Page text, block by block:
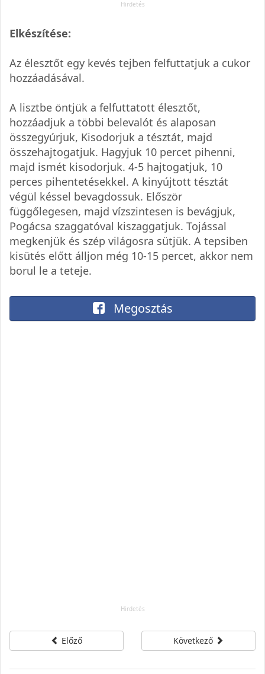
Elkészítése:
Az élesztőt egy kevés tejben felfuttatjuk a cukor
hozzáadásával.
A lisztbe öntjük a felfuttatott élesztőt,
hozzáadjuk a többi belevalót és alaposan
összegyúrjuk, Kisodorjuk a tésztát, majd
összehajtogatjuk. Hagyjuk 10 percet pihenni,
majd ismét kisodorjuk. 4-5 hajtogatjuk, 10
perces pihentetésekkel. A kinyújtott tésztát
végül késsel bevagdossuk. Először
függőlegesen, majd vízszintesen is bevágjuk,
Pogácsa szaggatóval kiszaggatjuk. Tojással
megkenjük és szép világosra sütjük. A tepsiben
kisütés előtt álljon még 10-15 percet, akkor nem
borul le a teteje.
Megosztás
Előző Következő